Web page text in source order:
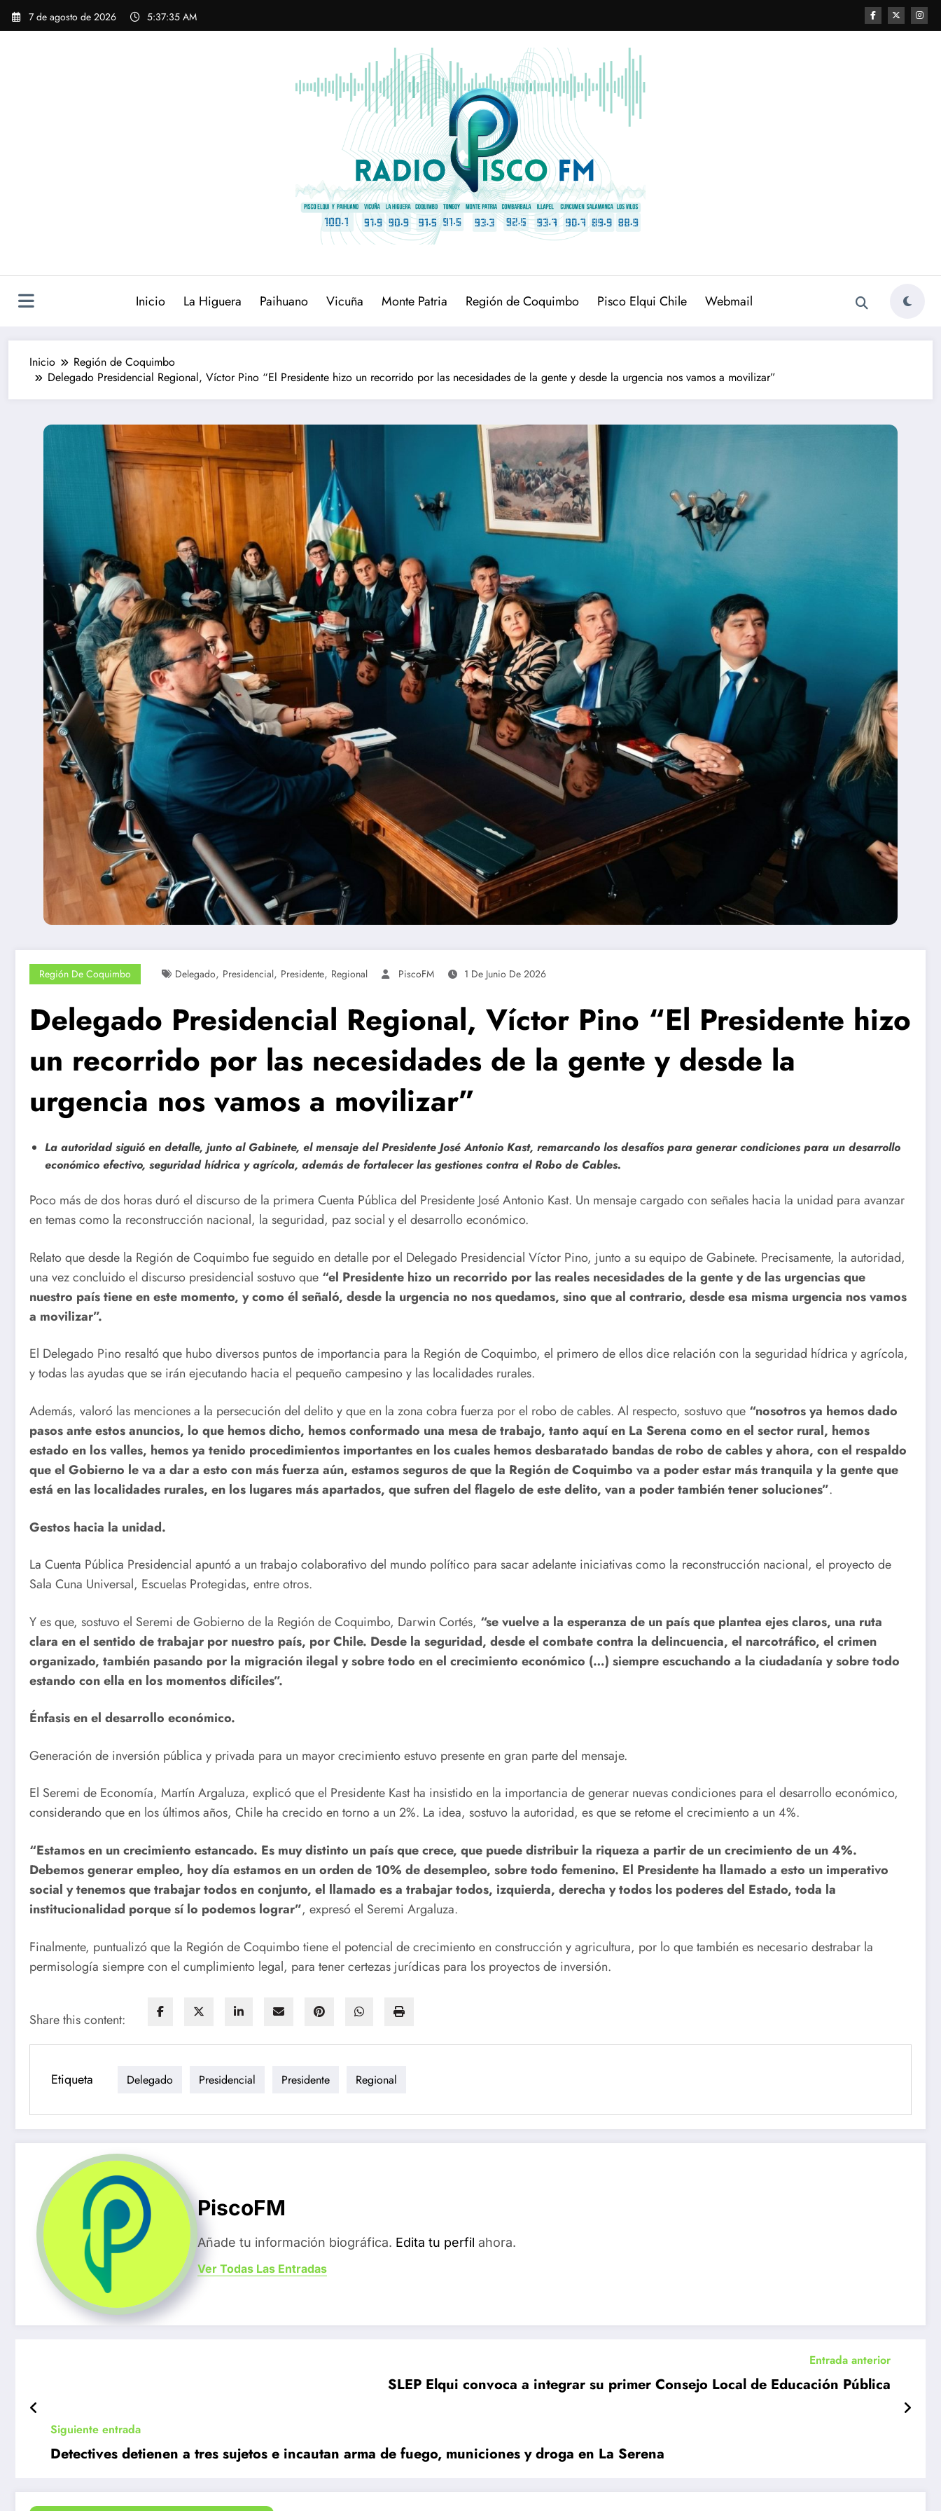
Saltar
7 de agosto de 2026 5:37:37 AM
Inicio La Higuera Paihuano Vicuña Monte Patria Región de Coquimbo Pisco Elqui Chile Webmail
Inicio
Región de Coquimbo
Delegado Presidencial Regional, Víctor Pino “El Presidente hizo un recorrido por las necesidades de la gente y desde la urgencia nos vamos a movilizar”
Región De Coquimbo Delegado, Presidencial, Presidente, Regional PiscoFM 1 De Junio De 2026
Delegado Presidencial Regional, Víctor Pino “El Presidente hizo
un recorrido por las necesidades de la gente y desde la
urgencia nos vamos a movilizar”
La autoridad siguió en detalle, junto al Gabinete, el mensaje del Presidente José Antonio Kast, remarcando los desafíos para generar condiciones para un desarrollo
económico efectivo, seguridad hídrica y agrícola, además de fortalecer las gestiones contra el Robo de Cables.
Poco más de dos horas duró el discurso de la primera Cuenta Pública del Presidente José Antonio Kast. Un mensaje cargado con señales hacia la unidad para avanzar
en temas como la reconstrucción nacional, la seguridad, paz social y el desarrollo económico.
Relato que desde la Región de Coquimbo fue seguido en detalle por el Delegado Presidencial Víctor Pino, junto a su equipo de Gabinete. Precisamente, la autoridad,
una vez concluido el discurso presidencial sostuvo que “el Presidente hizo un recorrido por las reales necesidades de la gente y de las urgencias que
nuestro país tiene en este momento, y como él señaló, desde la urgencia no nos quedamos, sino que al contrario, desde esa misma urgencia nos vamos
a movilizar”.
El Delegado Pino resaltó que hubo diversos puntos de importancia para la Región de Coquimbo, el primero de ellos dice relación con la seguridad hídrica y agrícola,
y todas las ayudas que se irán ejecutando hacia el pequeño campesino y las localidades rurales.
Además, valoró las menciones a la persecución del delito y que en la zona cobra fuerza por el robo de cables. Al respecto, sostuvo que “nosotros ya hemos dado
pasos ante estos anuncios, lo que hemos dicho, hemos conformado una mesa de trabajo, tanto aquí en La Serena como en el sector rural, hemos
estado en los valles, hemos ya tenido procedimientos importantes en los cuales hemos desbaratado bandas de robo de cables y ahora, con el respaldo
que el Gobierno le va a dar a esto con más fuerza aún, estamos seguros de que la Región de Coquimbo va a poder estar más tranquila y la gente que
está en las localidades rurales, en los lugares más apartados, que sufren del flagelo de este delito, van a poder también tener soluciones”.
Gestos hacia la unidad.
La Cuenta Pública Presidencial apuntó a un trabajo colaborativo del mundo político para sacar adelante iniciativas como la reconstrucción nacional, el proyecto de
Sala Cuna Universal, Escuelas Protegidas, entre otros.
Y es que, sostuvo el Seremi de Gobierno de la Región de Coquimbo, Darwin Cortés, “se vuelve a la esperanza de un país que plantea ejes claros, una ruta
clara en el sentido de trabajar por nuestro país, por Chile. Desde la seguridad, desde el combate contra la delincuencia, el narcotráfico, el crimen
organizado, también pasando por la migración ilegal y sobre todo en el crecimiento económico (…) siempre escuchando a la ciudadanía y sobre todo
estando con ella en los momentos difíciles”.
Énfasis en el desarrollo económico.
Generación de inversión pública y privada para un mayor crecimiento estuvo presente en gran parte del mensaje.
El Seremi de Economía, Martín Argaluza, explicó que el Presidente Kast ha insistido en la importancia de generar nuevas condiciones para el desarrollo económico,
considerando que en los últimos años, Chile ha crecido en torno a un 2%. La idea, sostuvo la autoridad, es que se retome el crecimiento a un 4%.
“Estamos en un crecimiento estancado. Es muy distinto un país que crece, que puede distribuir la riqueza a partir de un crecimiento de un 4%.
Debemos generar empleo, hoy día estamos en un orden de 10% de desempleo, sobre todo femenino. El Presidente ha llamado a esto un imperativo
social y tenemos que trabajar todos en conjunto, el llamado es a trabajar todos, izquierda, derecha y todos los poderes del Estado, toda la
institucionalidad porque sí lo podemos lograr”, expresó el Seremi Argaluza.
Finalmente, puntualizó que la Región de Coquimbo tiene el potencial de crecimiento en construcción y agricultura, por lo que también es necesario destrabar la
permisología siempre con el cumplimiento legal, para tener certezas jurídicas para los proyectos de inversión.
Share this content:
Etiqueta Delegado Presidencial Presidente Regional
PiscoFM
Añade tu información biográfica. Edita tu perfil ahora.
Ver Todas Las Entradas
Entrada anterior
SLEP Elqui convoca a integrar su primer Consejo Local de Educación Pública
Siguiente entrada
Detectives detienen a tres sujetos e incautan arma de fuego, municiones y droga en La Serena